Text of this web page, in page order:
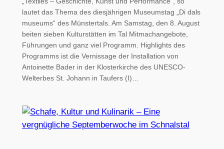
lautet das Thema des diesjährigen Museumstag „Di dals
museums“ des Münstertals. Am Samstag, den 8. August
beiten sieben Kulturstätten im Tal Mitmachangebote,
Führungen und ganz viel Programm. Highlights des
Programms ist die Vernissage der Installation von
Antoinette Bader in der Klosterkirche des UNESCO-
Welterbes St. Johann in Taufers (I)…